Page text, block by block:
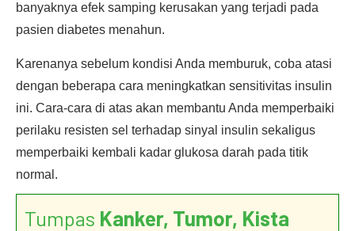
banyaknya efek samping kerusakan yang terjadi pada
pasien diabetes menahun.
Karenanya sebelum kondisi Anda memburuk, coba atasi
dengan beberapa cara meningkatkan sensitivitas insulin
ini. Cara-cara di atas akan membantu Anda memperbaiki
perilaku resisten sel terhadap sinyal insulin sekaligus
memperbaiki kembali kadar glukosa darah pada titik
normal.
Tumpas Kanker, Tumor, Kista